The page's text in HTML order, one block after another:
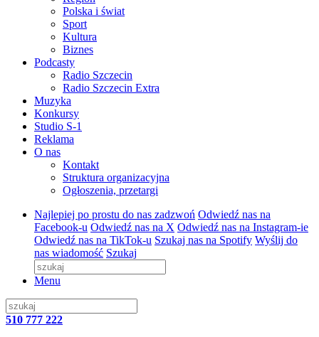
Polska i świat
Sport
Kultura
Biznes
Podcasty
Radio Szczecin
Radio Szczecin Extra
Muzyka
Konkursy
Studio S-1
Reklama
O nas
Kontakt
Struktura organizacyjna
Ogłoszenia, przetargi
Najlepiej po prostu do nas zadzwoń Odwiedź nas na
Facebook-u Odwiedź nas na X Odwiedź nas na Instagram-ie
Odwiedź nas na TikTok-u Szukaj nas na Spotify Wyślij do
nas wiadomość Szukaj
Menu
510 777 222